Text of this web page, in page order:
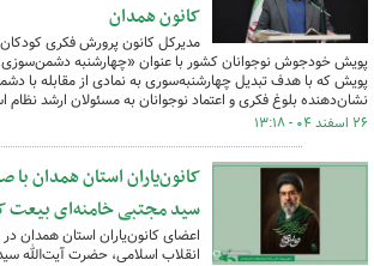
کانون همدان
مدیرکل کانون پرورش فکری
پویش خودجوش نوجوانان کشور با عنوان «چهارشنبه
پویش که با هدف تبدیل چهارشنبه‌سوری به نمادی از مقابله با
نشان‌دهنده بلوغ فکری و اعتماد نوجوانان به مسئولان ارشد
۲۶ اسفند ۰۴ - ۱۳:۱۸
کانون‌یاران استان همدان با
سید مجتبی خامنه‌ای بیعت
اعضای کانون‌یاران استان همدان
انقلاب اسلامی، حضرت آیت‌الله